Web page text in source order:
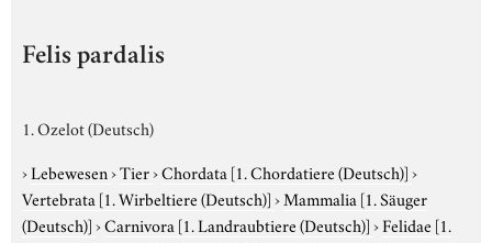
Felis pardalis
1. Ozelot (Deutsch)
›Lebewesen›Tier›Chordata [1. Chordatiere (Deutsch)]›
Vertebrata [1. Wirbeltiere (Deutsch)]›Mammalia [1. Säuger
(Deutsch)]›Carnivora [1. Landraubtiere (Deutsch)]›Felidae [1.